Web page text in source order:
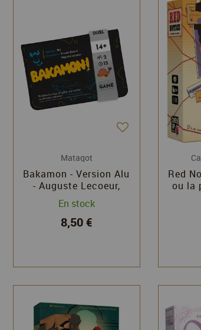
Matagot
Bakamon - Version Alu
- Auguste Lecoeur,
Erwann Ricord -
Matagot
En stock
8,50 €
Red
ou la